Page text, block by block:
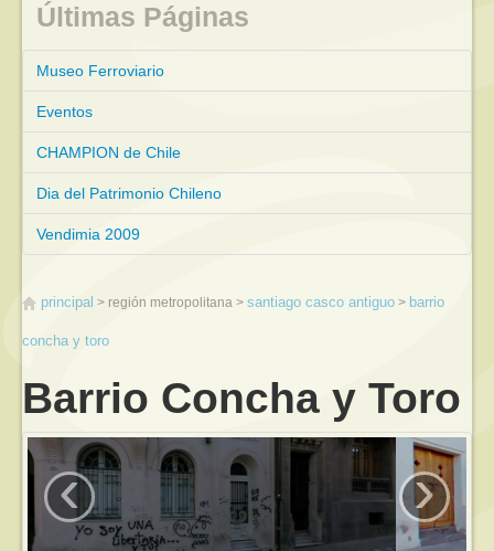
Últimas Páginas
Museo Ferroviario
Eventos
CHAMPION de Chile
Dia del Patrimonio Chileno
Vendimia 2009
principal región metropolitana santiago casco antiguo barrio
concha y toro
Barrio Concha y Toro
‹ ›